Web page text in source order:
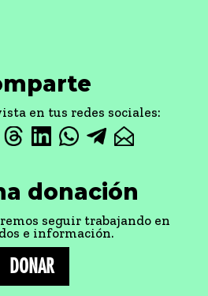
en tus redes sociales:
donación
seguir trabajando en
e información.
DONAR